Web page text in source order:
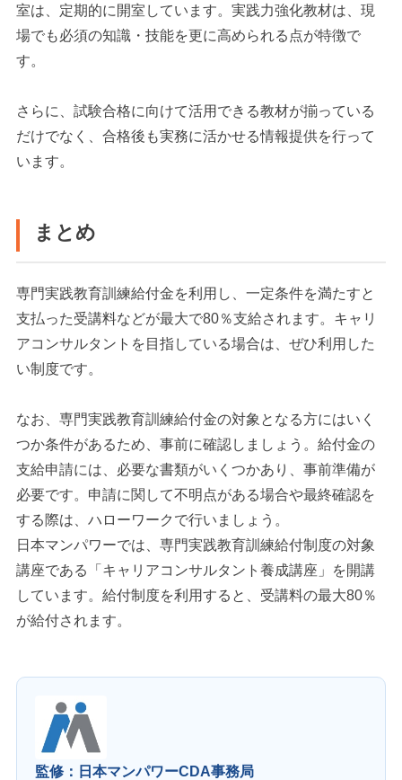
室は、定期的に開室しています。実践力強化教材は、現
場でも必須の知識・技能を更に高められる点が特徴で
す。
さらに、試験合格に向けて活用できる教材が揃っている
だけでなく、合格後も実務に活かせる情報提供を行って
います。
まとめ
専門実践教育訓練給付金を利用し、一定条件を満たすと
支払った受講料などが最大で80％支給されます。キャリ
アコンサルタントを目指している場合は、ぜひ利用した
い制度です。
なお、専門実践教育訓練給付金の対象となる方にはいく
つか条件があるため、事前に確認しましょう。給付金の
支給申請には、必要な書類がいくつかあり、事前準備が
必要です。申請に関して不明点がある場合や最終確認を
する際は、ハローワークで行いましょう。
日本マンパワーでは、専門実践教育訓練給付制度の対象
講座である「キャリアコンサルタント養成講座」を開講
しています。給付制度を利用すると、受講料の最大80％
が給付されます。
監修：日本マンパワーCDA事務局